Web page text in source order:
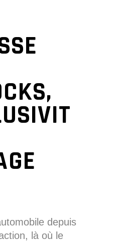
depuis
là où le